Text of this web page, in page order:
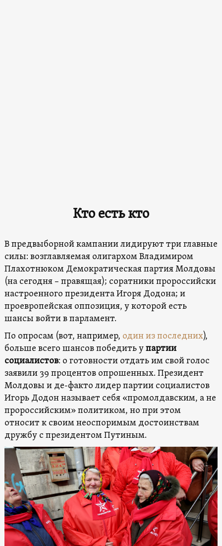
Кто есть кто
В предвыборной кампании лидируют три главные
силы: возглавляемая олигархом Владимиром
Плахотнюком Демократическая партия Молдовы
(на сегодня – правящая); соратники пророссийски
настроенного президента Игоря Додона; и
проевропейская оппозиция, у которой есть
шансы войти в парламент.
По опросам (вот, например, один из последних),
больше всего шансов победить упартии
социалистов: о готовности отдать им свой голос
заявили 39 процентов опрошенных. Президент
Молдовы и де-факто лидер партии социалистов
Игорь Додон называет себя «промолдавским, а не
пророссийским» политиком, но при этом
относит к своим неоспоримым достоинствам
дружбу с президентом Путиным.